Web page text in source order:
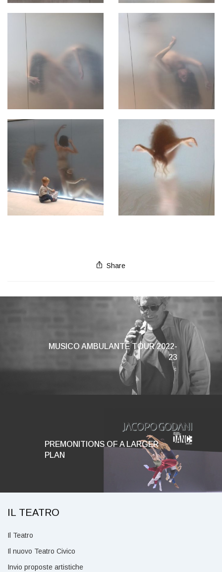
Share
MUSICO AMBULANTE TOUR 2022-
23
PREMONITIONS OF A LARGER
PLAN
IL TEATRO
Il Teatro
Il nuovo Teatro Civico
Invio proposte artistiche